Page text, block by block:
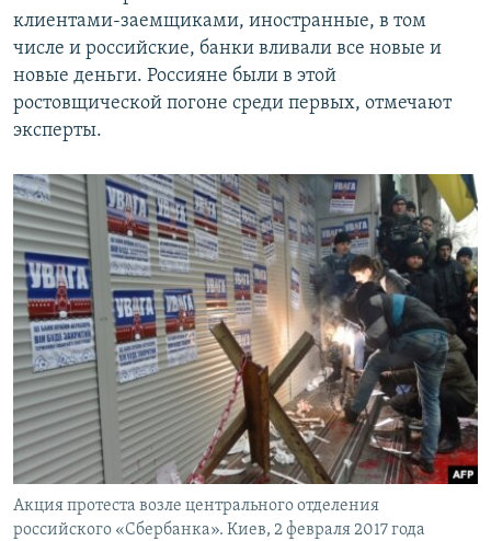
клиентами-заемщиками, иностранные, в том
числе и российские, банки вливали все новые и
новые деньги. Россияне были в этой
ростовщической погоне среди первых, отмечают
эксперты.
Акция протеста возле центрального отделения
российского «Сбербанка». Киев, 2 февраля 2017 года